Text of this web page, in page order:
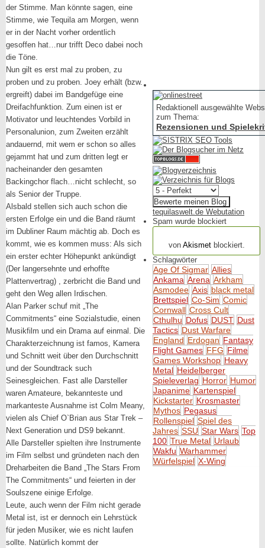
der Stimme. Man könnte sagen, eine
Stimme, wie Tequila am Morgen, wenn
er in der Nacht vorher ordentlich
gesoffen hat…nur trifft Deco dabei noch
die Töne.
Nun gilt es erst mal zu proben, zu
proben und zu proben. Joey erhält (bzw.
ergreift) dabei im Bandgefüge eine
Dreifachfunktion. Zum einen ist er
Motivator und leuchtendes Vorbild in
Personalunion, zum Zweiten erzählt
andauernd, mit wem er schon so alles
gejammt hat und zum dritten legt er
nacheinander den gesamten
Backingchor flach…nicht schlecht, so
als Senior der Truppe.
Alsbald stellen sich auch schon die
ersten Erfolge ein und die Band räumt
im Dubliner Raum mächtig ab. Doch es
kommt, wie es kommen muss: Als sich
ein erster echter Höhepunkt ankündigt
(Der langersehnte und erhoffte
Plattenvertrag) , zerbricht die Band und
geht den Weg allen Irdischen.
Alan Parker schuf mit „The
Commitments“ eine Sozialstudie, einen
Musikfilm und ein Drama auf einmal. Die
Charakterzeichnung ist famos, Kamera
und Schnitt weit über den Durchschnitt
und der Soundtrack such
Seinesgleichen. Fast alle Darsteller
waren Amateure, bekannteste und
markanteste Ausnahme ist Colm Meany,
vielen als Chief O`Brian aus Star Trek –
Next Generation und DS9 bekannt.
Alle Darsteller spielten ihre Instrumente
im Film selbst und gründeten nach den
Dreharbeiten die Band „The Stars From
The Commitments“ und feierten in der
Soulszene einige Erfolge.
Leute, auch wenn der Film nicht gerade
Metal ist, ist er dennoch ein Lehrstück
für jeden Musiker, wie es nicht laufen
sollte. Natürlich kommt der
Redaktionell ausgewählte
zum Thema:
Rezensionen und
tequilaswelt.de Webutation
Spam wurde blockiert
von Akismetblockiert.
Schlagwörter
Age Of Sigmar Allies
Ankama Arena Arkham
Asmodee Axis black metal
Brettspiel Co-Sim Comic
Cornwall Cross Cult
Cthulhu Dofus DUST Dust
Tactics Dust Warfare
England Erdogan Fantasy
Flight Games FFG Filme
Games Workshop Heavy
Metal Heidelberger
Spieleverlag Horror Humor
Japanime Kartenspiel
Kickstarter Krosmaster
Mythos Pegasus
Rollenspiel Spiel des
Jahres SSU Star Wars Top
100 True Metal Urlaub
Wakfu Warhammer
Würfelspiel X-Wing